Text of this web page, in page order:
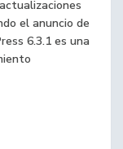
el anuncio de
6.3.1 es una